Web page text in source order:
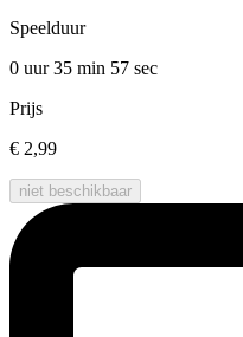
Speelduur
0 uur 35 min 57 sec
Prijs
€ 2,99
niet beschikbaar